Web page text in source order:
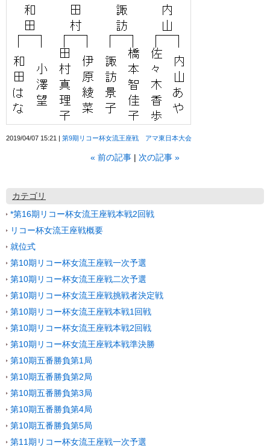
2019/04/07 15:21 第9期リコー杯女流王座戦 アマ東日本大会
« 前の記事 次の記事 »
カテゴリ
*第16期リコー杯女流王座戦本戦2回戦
リコー杯女流王座戦概要
就位式
第10期リコー杯女流王座戦一次予選
第10期リコー杯女流王座戦二次予選
第10期リコー杯女流王座戦挑戦者決定戦
第10期リコー杯女流王座戦本戦1回戦
第10期リコー杯女流王座戦本戦2回戦
第10期リコー杯女流王座戦本戦準決勝
第10期五番勝負第1局
第10期五番勝負第2局
第10期五番勝負第3局
第10期五番勝負第4局
第10期五番勝負第5局
第11期リコー杯女流王座戦一次予選